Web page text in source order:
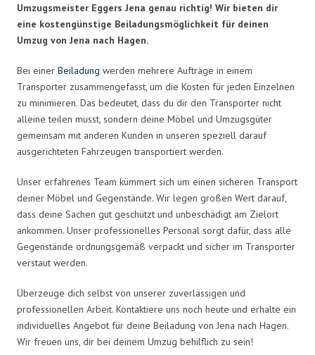
Umzugsmeister Eggers Jena genau richtig! Wir bieten dir
eine kostengünstige Beiladungsmöglichkeit für deinen
Umzug von Jena nach Hagen.
Bei einer Beiladung werden mehrere Aufträge in einem
Transporter zusammengefasst, um die Kosten für jeden Einzelnen
zu minimieren. Das bedeutet, dass du dir den Transporter nicht
alleine teilen musst, sondern deine Möbel und Umzugsgüter
gemeinsam mit anderen Kunden in unseren speziell darauf
ausgerichteten Fahrzeugen transportiert werden.
Unser erfahrenes Team kümmert sich um einen sicheren Transport
deiner Möbel und Gegenstände. Wir legen großen Wert darauf,
dass deine Sachen gut geschützt und unbeschädigt am Zielort
ankommen. Unser professionelles Personal sorgt dafür, dass alle
Gegenstände ordnungsgemäß verpackt und sicher im Transporter
verstaut werden.
Überzeuge dich selbst von unserer zuverlässigen und
professionellen Arbeit. Kontaktiere uns noch heute und erhalte ein
individuelles Angebot für deine Beiladung von Jena nach Hagen.
Wir freuen uns, dir bei deinem Umzug behilflich zu sein!